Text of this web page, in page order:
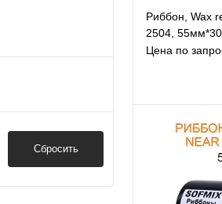
Сбросить
Риббон, Wax
2504,
Цена по
В
К